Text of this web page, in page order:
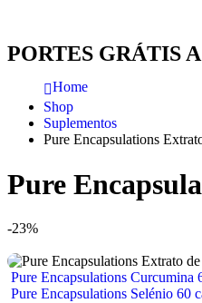
PORTES GRÁTIS
Home
Shop
Suplementos
Pure Encapsulations
Pure
-23%
Pure Encapsulations Curcumina
Pure Encapsulations Selénio 60